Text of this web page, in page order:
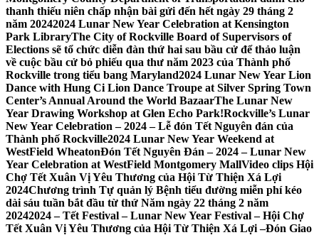
thanh thiếu niên chấp nhận bài gửi đến hết ngày 29 tháng 2
năm 20242024 Lunar New Year Celebration at Kensington
Park LibraryThe City of Rockville Board of Supervisors of
Elections sẽ tổ chức diễn đàn thứ hai sau bầu cử để thảo luận
về cuộc bầu cử bỏ phiếu qua thư năm 2023 của Thành phố
Rockville trong tiểu bang Maryland2024 Lunar New Year Lion
Dance with Hung Ci Lion Dance Troupe at Silver Spring Town
Center’s Annual Around the World BazaarThe Lunar New
Year Drawing Workshop at Glen Echo Park!Rockville’s Lunar
New Year Celebration – 2024 – Lễ đón Tết Nguyên đán của
Thành phố Rockville2024 Lunar New Year Weekend at
WestField WheatonĐón Tết Nguyên Đán – 2024 – Lunar New
Year Celebration at WestField Montgomery MallVideo clips Hội
Chợ Tết Xuân Vị Yêu Thương của Hội Từ Thiện Xá Lợi
2024Chương trình Tự quản lý Bệnh tiểu đường miễn phí kéo
dài sáu tuần bắt đầu từ thứ Năm ngày 22 tháng 2 năm
20242024 – Tết Festival – Lunar New Year Festival – Hội Chợ
Tết Xuân Vị Yêu Thương của Hội Từ Thiện Xá Lợi –Đón Giao